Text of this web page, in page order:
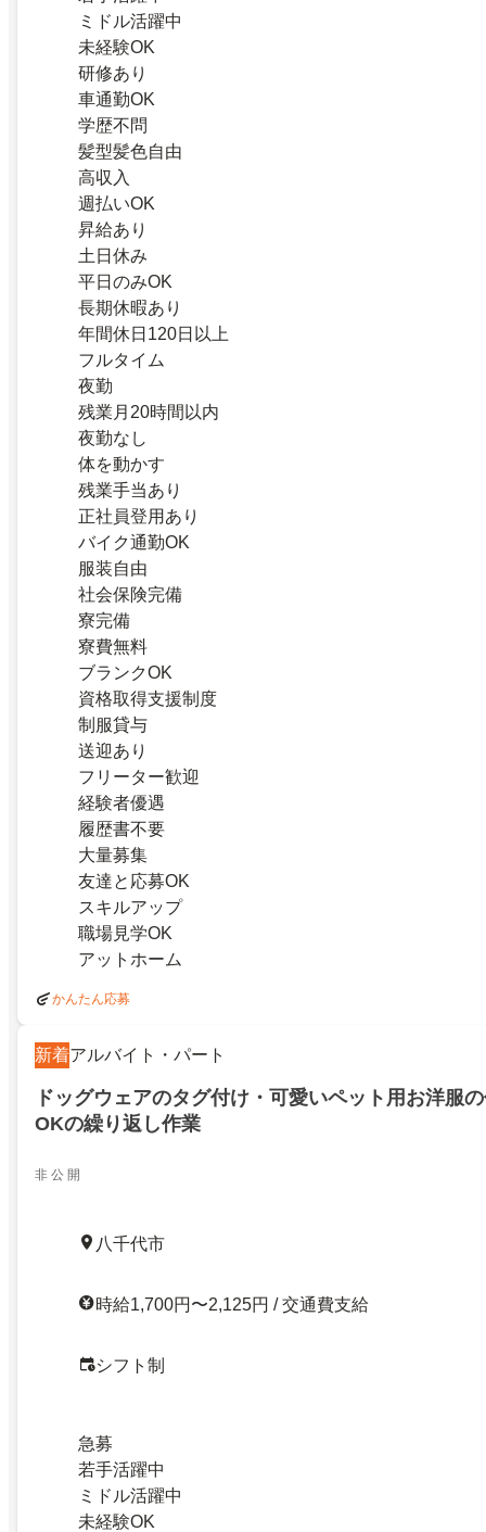
ミドル活躍中
未経験OK
研修あり
車通勤OK
学歴不問
髪型髪色自由
高収入
週払いOK
昇給あり
土日休み
平日のみOK
長期休暇あり
年間休日120日以上
フルタイム
夜勤
残業月20時間以内
夜勤なし
体を動かす
残業手当あり
正社員登用あり
バイク通勤OK
服装自由
社会保険完備
寮完備
寮費無料
ブランクOK
資格取得支援制度
制服貸与
送迎あり
フリーター歓迎
経験者優遇
履歴書不要
大量募集
友達と応募OK
スキルアップ
職場見学OK
アットホーム
かんたん応募
新着アルバイト・パート
ドッグウェアのタグ付け・可愛いペット用お洋服
OKの繰り返し作業
非 公 開
八千代市
時給1,700円〜2,125円 / 交通費支給
シフト制
急募
若手活躍中
ミドル活躍中
未経験OK